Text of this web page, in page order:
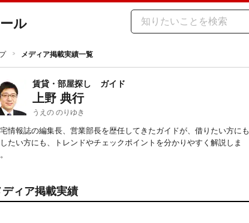
ル
メディア掲載実績一覧
賃貸・部屋探し ガイド
上野 典行
うえの のりゆき
情報誌の編集長、営業部長を歴任してきたガイドが、借りたい方にも
たい方にも、トレンドやチェックポイントを分かりやすく解説しま
ディア掲載実績